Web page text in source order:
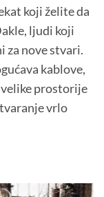
koji želite da
ljudi koji
za nove stvari.
kablove,
velike prostorije
vrlo